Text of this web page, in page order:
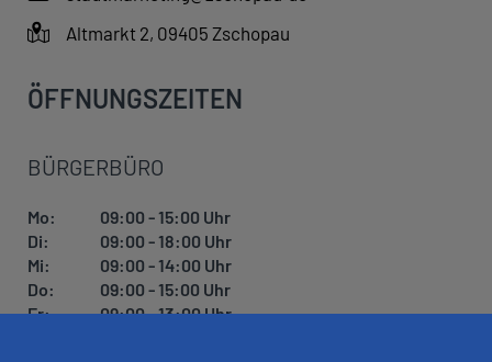
Altmarkt 2, 09405 Zschopau
ÖFFNUNGSZEITEN
BÜRGERBÜRO
Mo:
09:00 - 15:00 Uhr
Di:
09:00 - 18:00 Uhr
Mi:
09:00 - 14:00 Uhr
Do:
09:00 - 15:00 Uhr
Fr:
09:00 - 13:00 Uhr